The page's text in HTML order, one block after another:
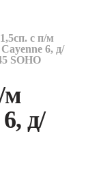
с п/м
6, д/
SOHO
м
д/